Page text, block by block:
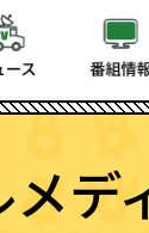
デ